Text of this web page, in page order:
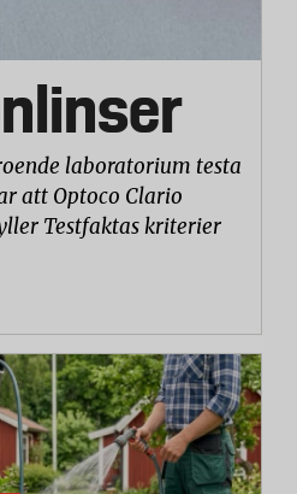
laboratorium testa
att Optoco Clario
Testfaktas kriterier